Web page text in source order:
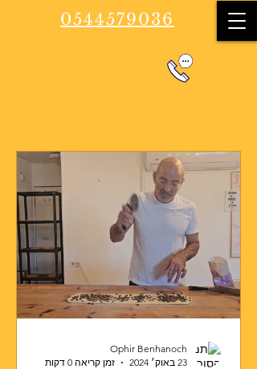
0544579036
Ophir Benhanoch
23 באוק׳ 2024
זמן קריאה 0 דקות